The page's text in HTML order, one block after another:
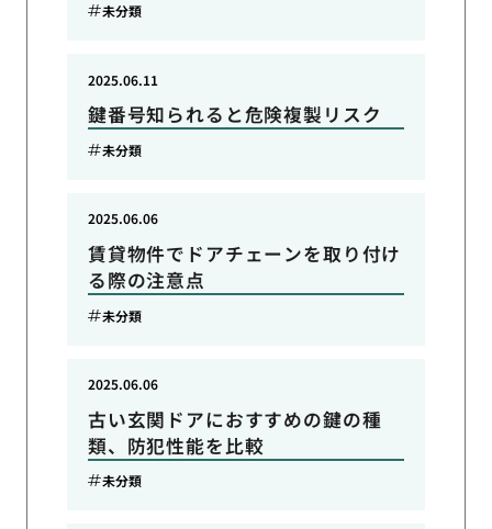
未分類
鍵番号知られると危険複製リスク
2025.06.11
未分類
賃貸物件でドアチェーンを取り付け
る際の注意点
2025.06.06
未分類
古い玄関ドアにおすすめの鍵の種
類、防犯性能を比較
2025.06.06
未分類